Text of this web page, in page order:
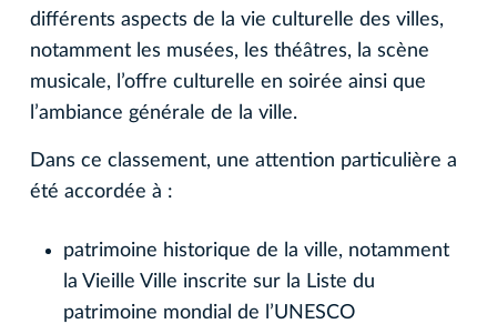
différents aspects de la vie culturelle des villes,
notamment les musées, les théâtres, la scène
musicale, l’offre culturelle en soirée ainsi que
l’ambiance générale de la ville.
Dans ce classement, une attention particulière a
été accordée à :
patrimoine historique de la ville, notamment
la Vieille Ville inscrite sur la Liste du
patrimoine mondial de l’UNESCO